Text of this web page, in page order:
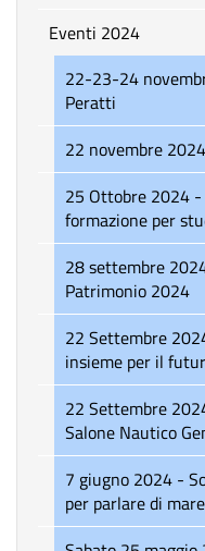
Eventi 2024
22-23-24 novembre 2024 - XVI Trofeo Zita
Peratti
22 novembre
25 Ottobre 2024 - Evento CampBus
formazione per
28 settembre 2024 - Giornate Europee del
Patrimonio 2024
22 Settembre 2024 - Un Mare di Centri,
insieme per il
22 Settembre 2024 - " Un Mare di Centri"
Salone Nautico
7 giugno 2024 - Sostenibilità, sport e cinema
per parlare di mare